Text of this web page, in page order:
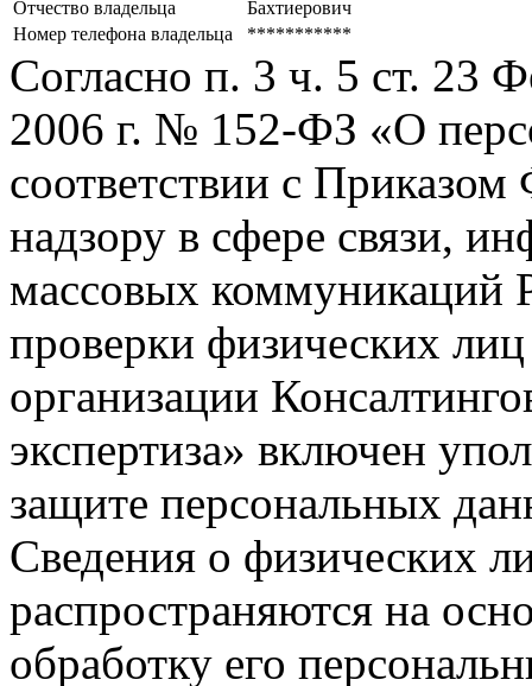
Отчество владельца
Бахтиерович
Номер телефона владельца
***********
Согласно п. 3 ч. 5 ст. 23
2006 г. № 152-ФЗ «О
соответствии с
надзору в сфере связи,
массовых коммуникаций
проверки физических
организации
экспертиза» включен
защите персональных
Сведения о физических
распространяются на
обработку его